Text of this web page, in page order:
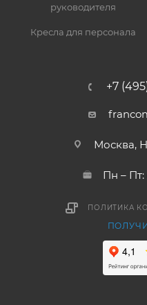
руководителя
Кресла для персонала
+7
Москва,
Пн – Пт:
ПОЛИТИКА